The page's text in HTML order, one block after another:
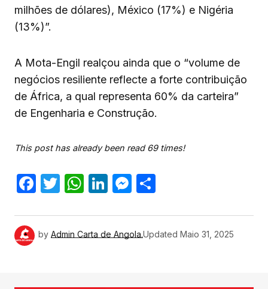
milhões de dólares), México (17%) e Nigéria
(13%)”.
A Mota-Engil realçou ainda que o “volume de
negócios resiliente reflecte a forte contribuição
de África, a qual representa 60% da carteira”
de Engenharia e Construção.
This post has already been read 69 times!
Facebook
Twitter
WhatsApp
LinkedIn
Messenger
by Admin Carta de Angola.Updated Maio 31, 2025